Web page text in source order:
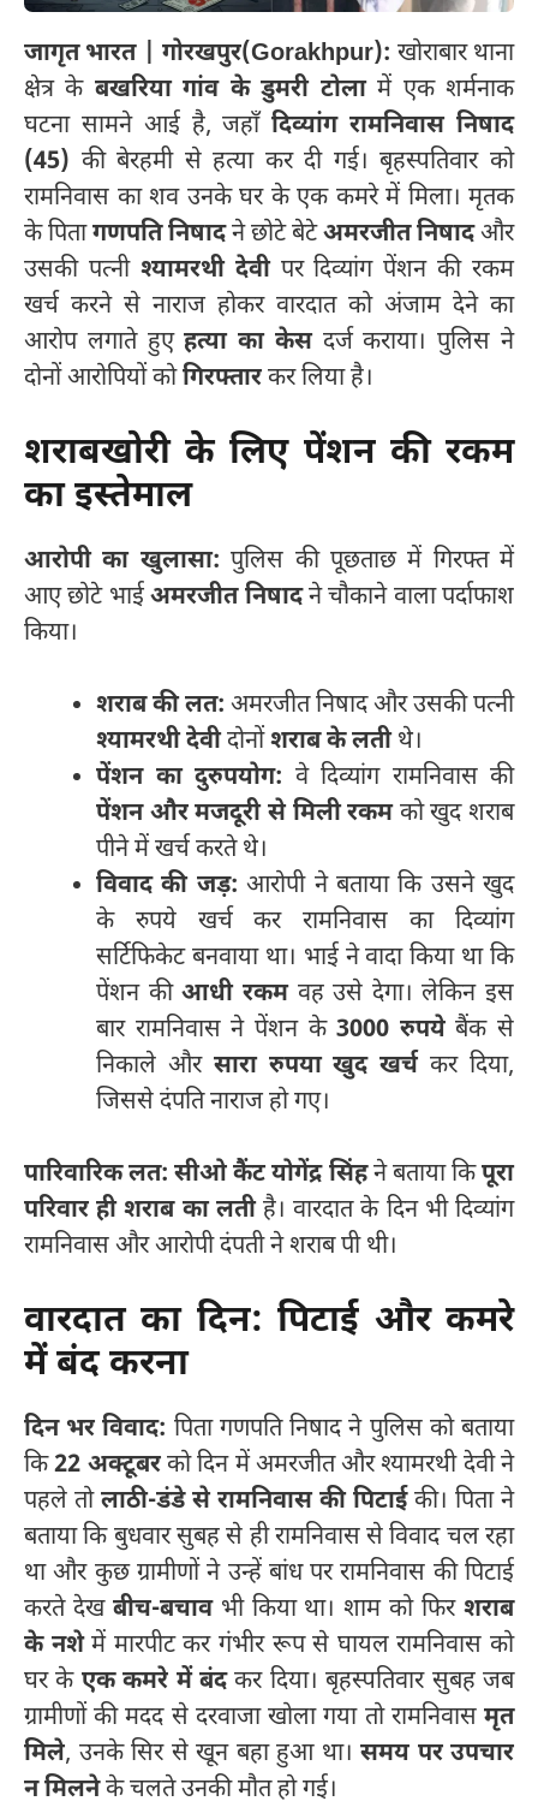
जागृत भारत | गोरखपुर(Gorakhpur): खोराबार थाना
क्षेत्र के बखरिया गांव के डुमरी टोलामें एक शर्मनाक
घटना सामने आई है, जहाँदिव्यांग रामनिवास निषाद
(45) की बेरहमी से हत्या कर दी गई। बृहस्पतिवार को
रामनिवास का शव उनके घर के एक कमरे में मिला। मृतक
के पितागणपति निषादने छोटे बेटेअमरजीत निषादऔर
उसकी पत्नी श्यामरथी देवीपर दिव्यांग पेंशन की रकम
खर्च करने से नाराज होकर वारदात को अंजाम देने का
आरोप लगाते हुएहत्या का केसदर्ज कराया। पुलिस ने
दोनों आरोपियों कोगिरफ्तारकर लिया है।
शराबखोरी के लिए पेंशन की रकम
का इस्तेमाल
आरोपी का खुलासा: पुलिस की पूछताछ में गिरफ्त में
आए छोटे भाईअमरजीत निषादने चौकाने वाला पर्दाफाश
किया।
शराब की लत: अमरजीत निषाद और उसकी पत्नी
श्यामरथी देवीदोनोंशराब के लतीथे।
पेंशन का दुरुपयोग: वे दिव्यांग रामनिवास की
पेंशन और मजदूरी से मिली रकमको खुद शराब
पीने में खर्च करते थे।
विवाद की जड़: आरोपी ने बताया कि उसने खुद
के रुपये खर्च कर रामनिवास का दिव्यांग
सर्टिफिकेट बनवाया था। भाई ने वादा किया था कि
पेंशन कीआधी रकमवह उसे देगा। लेकिन इस
बार रामनिवास ने पेंशन के3000 रुपयेबैंक से
निकाले और सारा रुपया खुद खर्च कर दिया,
जिससे दंपति नाराज हो गए।
पारिवारिक लत: सीओ कैंट योगेंद्र सिंहने बताया किपूरा
परिवार ही शराब का लतीहै। वारदात के दिन भी दिव्यांग
रामनिवास और आरोपी दंपती ने शराब पी थी।
वारदात का दिन: पिटाई और कमरे
में बंद करना
दिन भर विवाद: पिता गणपति निषाद ने पुलिस को बताया
कि22 अक्टूबरको दिन में अमरजीत और श्यामरथी देवी ने
पहले तोलाठी-डंडे से रामनिवास की पिटाईकी। पिता ने
बताया कि बुधवार सुबह से ही रामनिवास से विवाद चल रहा
था और कुछ ग्रामीणों ने उन्हें बांध पर रामनिवास की पिटाई
करते देख बीच-बचावभी किया था। शाम को फिरशराब
के नशेमें मारपीट कर गंभीर रूप से घायल रामनिवास को
घर के एक कमरे में बंदकर दिया। बृहस्पतिवार सुबह जब
ग्रामीणों की मदद से दरवाजा खोला गया तो रामनिवास मृत
मिले, उनके सिर से खून बहा हुआ था। समय पर उपचार
न मिलनेके चलते उनकी मौत हो गई।